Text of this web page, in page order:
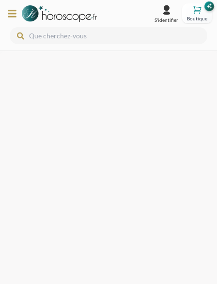
S'identifier Boutique